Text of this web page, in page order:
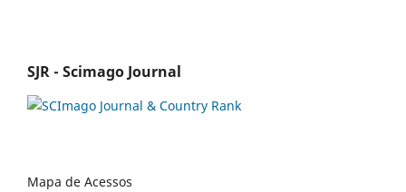
SJR - Scimago Journal
Mapa de Acessos